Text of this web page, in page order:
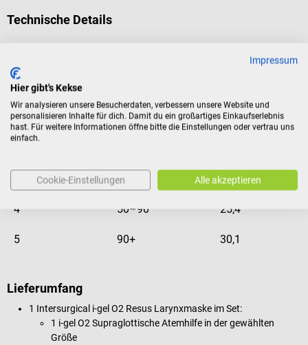
Technische Details
Größe
Patienten
(kg)
(ml)
30–60 20,3
4 50–90 25,4
5 90+ 30,1
Lieferumfang
1 Intersurgical i-gel O2 Resus Larynxmaske im Set:
1 i-gel O2 Supraglottische Atemhilfe in der gewählten
Größe
Impressum
Hier gibt's Kekse
Wir analysieren unsere Besucherdaten, verbessern unsere Website und
personalisieren Inhalte für dich. Damit du ein großartiges Einkaufserlebnis
hast. Für weitere Informationen öffne bitte die Einstellungen oder vertrau uns
einfach.
Cookie-Einstellungen Alle akzeptieren